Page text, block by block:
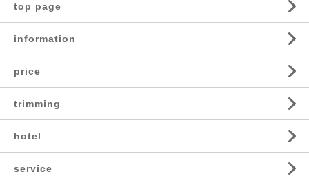
top page
information
price
trimming
hotel
service